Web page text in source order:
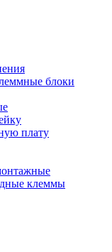
блоки
плату
клеммы